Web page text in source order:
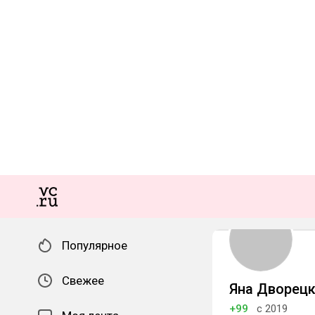
Популярное
Свежее Яна
+99 с 2019